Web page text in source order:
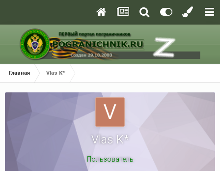
Главная Vlas K*
Vlas K*
Пользователь